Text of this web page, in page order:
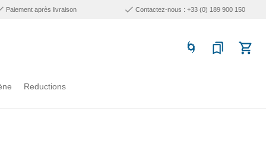
Paiement après livraison Contactez-nous : +33 (0) 189 900 150
Reductions